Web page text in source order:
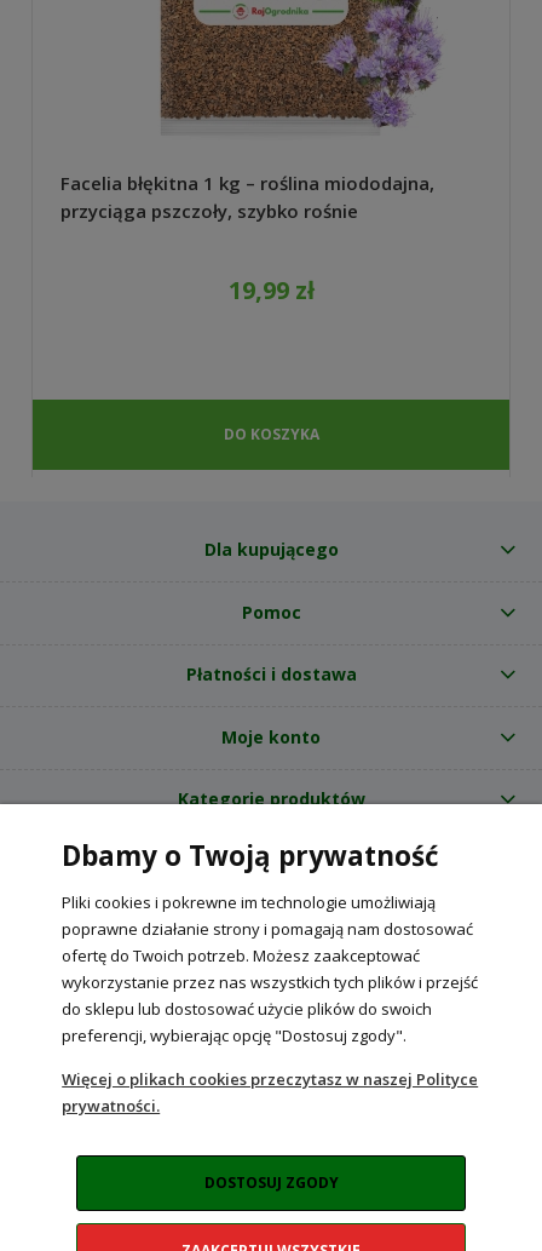
Facelia błękitna 1 kg – roślina miododajna,
przyciąga pszczoły, szybko rośnie
19,99 zł
DO KOSZYKA
Dla kupującego
Pomoc
Płatności i dostawa
Moje konto
Kategorie produktów
O nas
Internetowy sklep ogrodniczy z nasionami RajOgrodnika.pl
NIP: 6090037061, REGON: 260240470 | Czarnca, ul. Tęczowa 31, 29-100
Włoszczowa
POKAŻ PEŁNĄ WERSJĘ STRONY
Sklep internetowy Shoper Premium
Dbamy o Twoją prywatność
Pliki cookies i pokrewne im technologie umożliwiają
poprawne działanie strony i pomagają nam dostosować
ofertę do Twoich potrzeb. Możesz zaakceptować
wykorzystanie przez nas wszystkich tych plików i przejść
do sklepu lub dostosować użycie plików do swoich
preferencji, wybierając opcję "Dostosuj zgody".
Więcej o plikach cookies przeczytasz w naszej Polityce
prywatności.
DOSTOSUJ ZGODY